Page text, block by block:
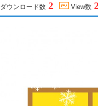
ダウンロード数 2 View数